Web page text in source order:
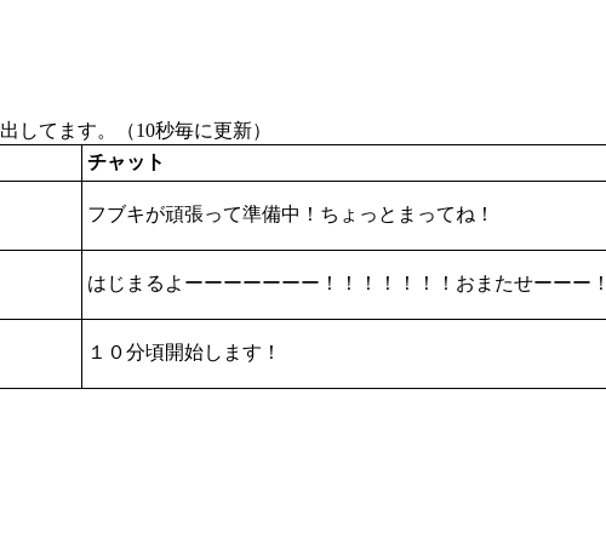
てます。（10秒毎に更新）
チャット
フブキが頑張って準備中！ちょっとまってね！
はじまるよーーーーーーー！！！！！！！おまたせーーー
１０分頃開始します！